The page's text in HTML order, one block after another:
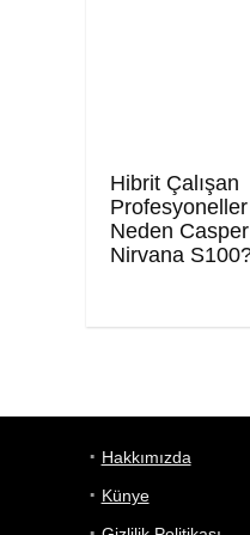
Hibrit Çalışan
Neden Casper
Nirvana
Hakkımızda
Künye